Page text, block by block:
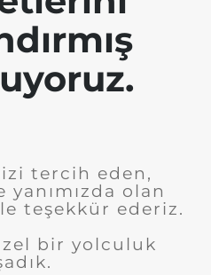
tercih eden,
yanımızda olan
teşekkür ederiz.
bir yolculuk